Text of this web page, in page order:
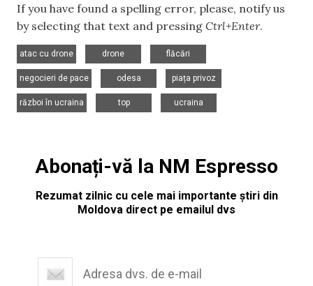
If you have found a spelling error, please, notify us
by selecting that text and pressing Ctrl+Enter.
atac cu drone
drone
flăcări
negocieri de pace
odesa
piața privoz
război în ucraina
top
ucraina
Abonați-vă la NM Espresso
Rezumat zilnic cu cele mai importante știri din
Moldova direct pe emailul dvs